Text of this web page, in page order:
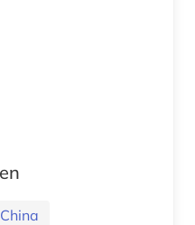
China